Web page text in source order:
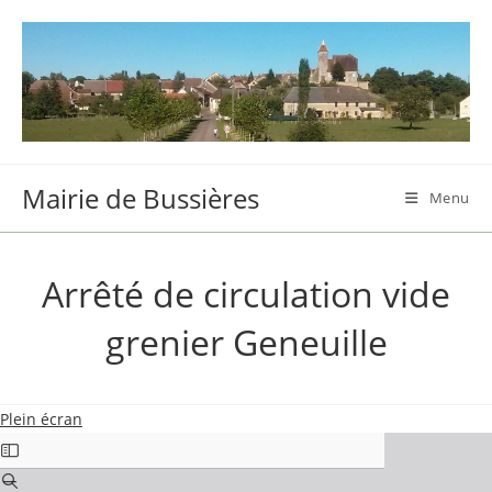
content
Mairie de Bussières Menu
Arrêté de circulation vide
grenier Geneuille
Plein écran
Aller
au